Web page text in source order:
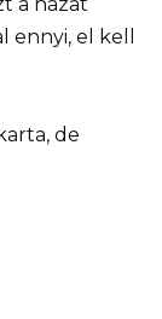
ennyi, el kell
de